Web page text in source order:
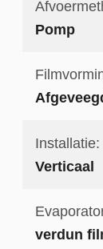
Pomp
Installatie:
Verticaal
verdun